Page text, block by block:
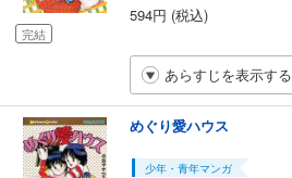
完結
594円 (税込)
あらすじを表示する
めぐり愛ハウス
少年・青年マンガ